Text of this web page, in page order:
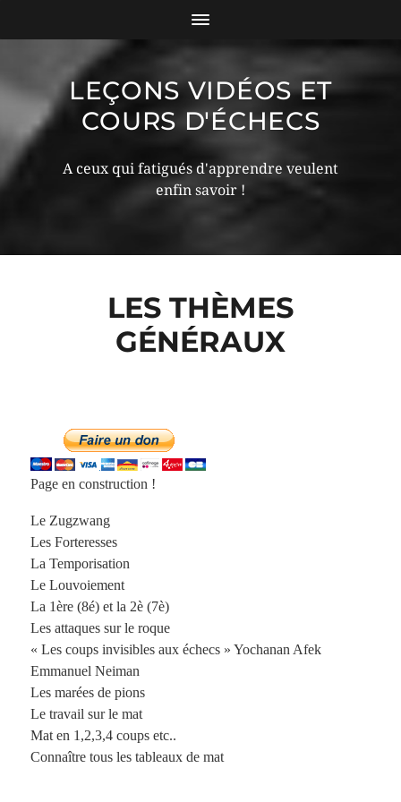
LEÇONS VIDÉOS ET
COURS D'ÉCHECS
A ceux qui fatigués d'apprendre veulent
enfin savoir !
LES THÈMES
GÉNÉRAUX
Page en construction !
Le Zugzwang
Les Forteresses
La Temporisation
Le Louvoiement
La 1ère (8é) et la 2è (7è)
Les attaques sur le roque
« Les coups invisibles aux échecs » Yochanan Afek
Emmanuel Neiman
Les marées de pions
Le travail sur le mat
Mat en 1,2,3,4 coups etc..
Connaître tous les tableaux de mat